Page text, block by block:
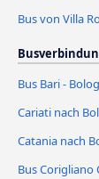
Bus von Villa
Bus Bari -
Cariati nach
Catania nach
Bus Corigliano